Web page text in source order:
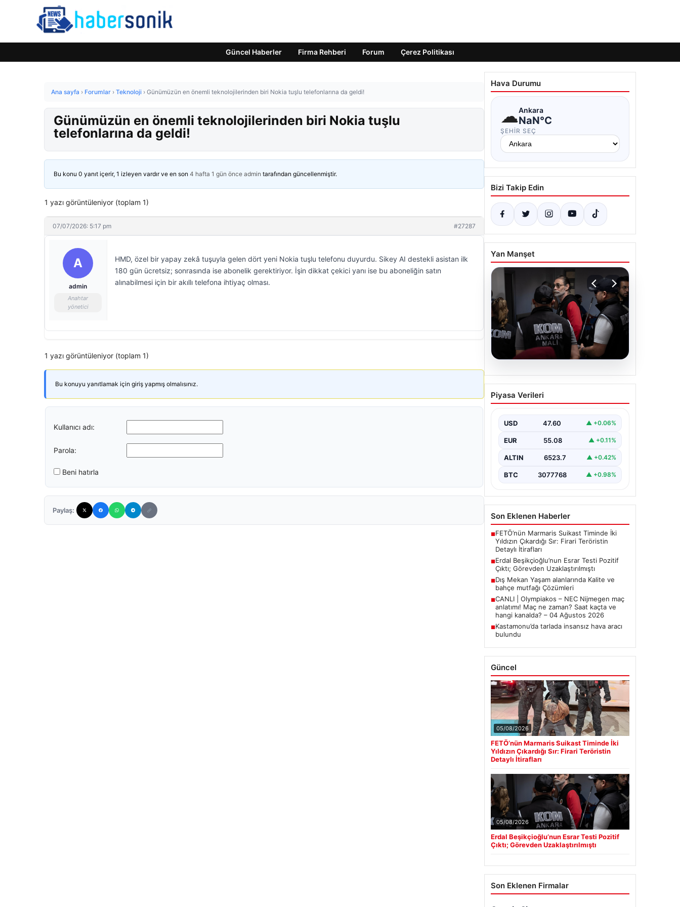
Güncel Haberler Firma Rehberi Forum Çerez Politikası
Ana sayfa › Forumlar › Teknoloji › Günümüzün en önemli teknolojilerinden biri Nokia tuşlu telefonlarına da geldi!
Günümüzün en önemli teknolojilerinden biri Nokia tuşlu
telefonlarına da geldi!
Bu konu 0 yanıt içerir, 1 izleyen vardır ve en son 4 hafta 1 gün önce admin tarafından güncellenmiştir.
1 yazı görüntüleniyor (toplam 1)
07/07/2026: 5:17 pm #27287
A
admin
Anahtar
yönetici
HMD, özel bir yapay zekâ tuşuyla gelen dört yeni Nokia tuşlu telefonu duyurdu. Sikey AI destekli asistan ilk
180 gün ücretsiz; sonrasında ise abonelik gerektiriyor. İşin dikkat çekici yanı ise bu aboneliğin satın
alınabilmesi için bir akıllı telefona ihtiyaç olması.
1 yazı görüntüleniyor (toplam 1)
Bu konuyu yanıtlamak için giriş yapmış olmalısınız.
Kullanıcı adı:
Parola:
Beni hatırla
Paylaş:
Hava Durumu
☁Ankara
NaN°C
ŞEHIR SEÇ
Bizi Takip Edin
Yan Manşet
Erdal Beşikçioğlu’nun
Esrar Testi Pozitif Çıktı;
Uzaklaştırılmıştı
CHP'li Etimesgut Belediyesi’nde
yapılan yolsuzluk ve rüşvet
Belediye Başkanı Erdal
Piyasa Verileri
USD 47.60 ▲ +0.06%
EUR 55.08 ▲ +0.11%
ALTIN 6523.7 ▲ +0.42%
BTC 3077768 ▲ +0.98%
Son Eklenen Haberler
■FETÖ’nün Marmaris Suikast Timinde İki
Yıldızın Çıkardığı Sır: Firari Teröristin
Detaylı İtirafları
■Erdal Beşikçioğlu’nun Esrar Testi Pozitif
Çıktı; Görevden Uzaklaştırılmıştı
■Dış Mekan Yaşam alanlarında Kalite ve
bahçe mutfağı Çözümleri
■CANLI | Olympiakos – NEC Nijmegen maç
anlatımı! Maç ne zaman? Saat kaçta ve
hangi kanalda? – 04 Ağustos 2026
■Kastamonu’da tarlada insansız hava aracı
bulundu
Güncel
05/08/2026
FETÖ’nün Marmaris Suikast Timinde İki
Yıldızın Çıkardığı Sır: Firari Teröristin
Detaylı İtirafları
05/08/2026
Erdal Beşikçioğlu’nun Esrar Testi Pozitif
Çıktı; Görevden Uzaklaştırılmıştı
Son Eklenen Firmalar